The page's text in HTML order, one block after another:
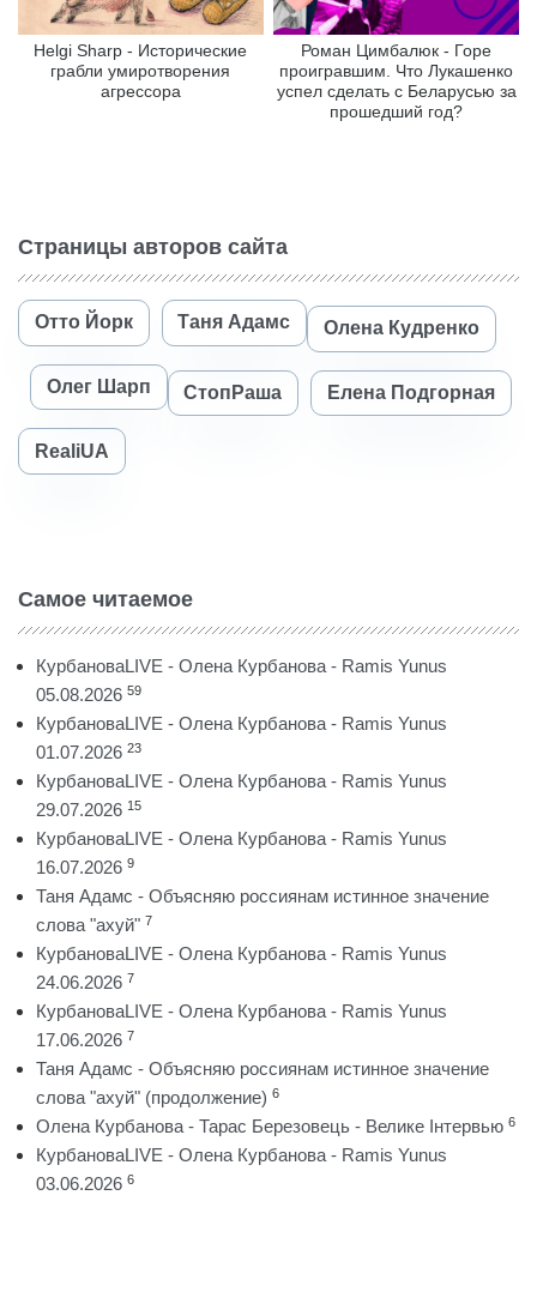
Helgi Sharp - Исторические
грабли умиротворения
агрессора
Роман Цимбалюк - Горе
проигравшим. Что Лукашенко
успел сделать с Беларусью за
прошедший год?
Страницы авторов сайта
Отто Йорк Таня Адамс Олена Кудренко
Олег Шарп СтопРаша Елена Подгорная
RealiUA
Самое читаемое
КурбановаLIVE - Олена Курбанова - Ramis Yunus
05.08.2026 59
КурбановаLIVE - Олена Курбанова - Ramis Yunus
01.07.2026 23
КурбановаLIVE - Олена Курбанова - Ramis Yunus
29.07.2026 15
КурбановаLIVE - Олена Курбанова - Ramis Yunus
16.07.2026 9
Таня Адамс - Объясняю россиянам истинное значение
слова "ахуй" 7
КурбановаLIVE - Олена Курбанова - Ramis Yunus
24.06.2026 7
КурбановаLIVE - Олена Курбанова - Ramis Yunus
17.06.2026 7
Таня Адамс - Объясняю россиянам истинное значение
слова "ахуй" (продолжение) 6
Олена Курбанова - Тарас Березовець - Велике Інтервью 6
КурбановаLIVE - Олена Курбанова - Ramis Yunus
03.06.2026 6